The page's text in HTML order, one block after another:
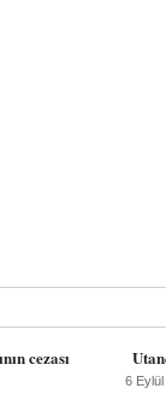
cezası
6